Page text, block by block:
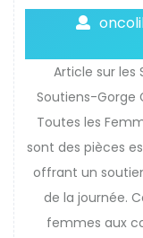
Article sur les
Soutiens-Gorge
Toutes les
sont des pièces
offrant un
de la journée.
femmes aux